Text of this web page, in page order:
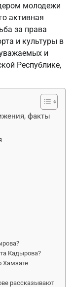
молодежи
активная
за права
и культуры в
и
Республике,
факты
Кадырова?
Хамзате
рассказывают